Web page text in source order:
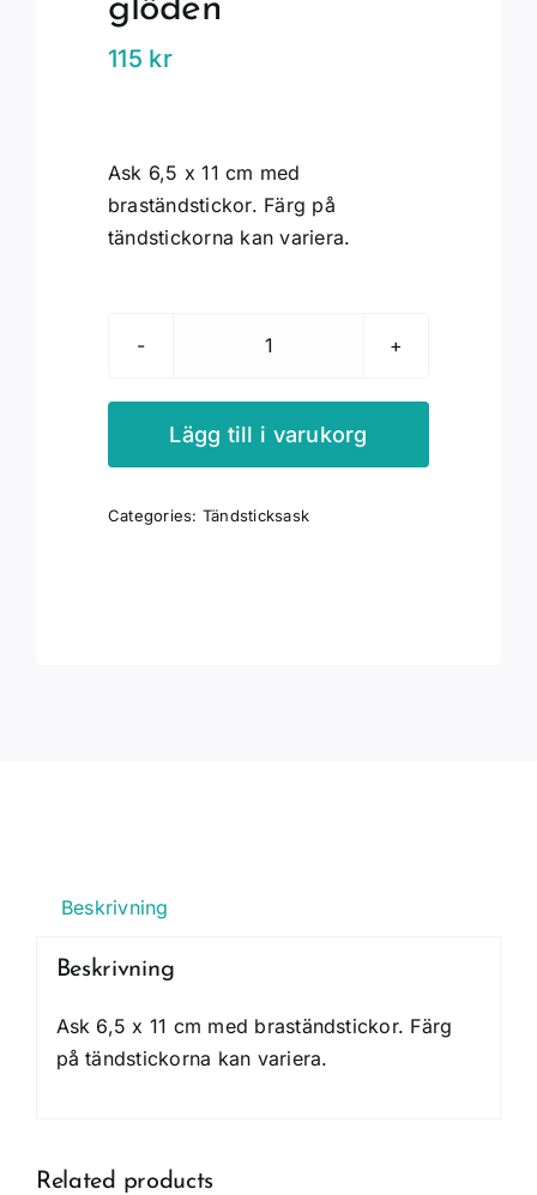
glöden”
115 kr
Ask 6,5 x 11 cm med
braständstickor. Färg på
tändstickorna kan variera.
Tändsticksask
Lägg till i varukorg
Categories: Tändsticksask
Beskrivning
Beskrivning
Ask 6,5 x 11 cm med braständstickor. Färg
på tändstickorna kan variera.
Related products